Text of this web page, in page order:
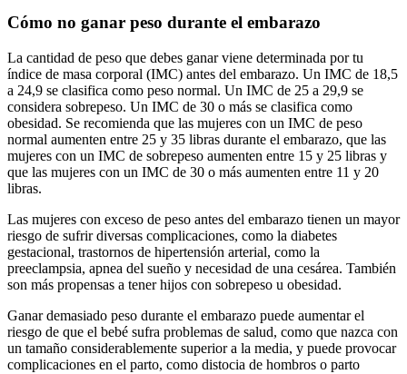
Cómo no ganar peso durante el embarazo
La cantidad de peso que debes ganar viene determinada por tu
índice de masa corporal (IMC) antes del embarazo. Un IMC de 18,5
a 24,9 se clasifica como peso normal. Un IMC de 25 a 29,9 se
considera sobrepeso. Un IMC de 30 o más se clasifica como
obesidad. Se recomienda que las mujeres con un IMC de peso
normal aumenten entre 25 y 35 libras durante el embarazo, que las
mujeres con un IMC de sobrepeso aumenten entre 15 y 25 libras y
que las mujeres con un IMC de 30 o más aumenten entre 11 y 20
libras.
Las mujeres con exceso de peso antes del embarazo tienen un mayor
riesgo de sufrir diversas complicaciones, como la diabetes
gestacional, trastornos de hipertensión arterial, como la
preeclampsia, apnea del sueño y necesidad de una cesárea. También
son más propensas a tener hijos con sobrepeso u obesidad.
Ganar demasiado peso durante el embarazo puede aumentar el
riesgo de que el bebé sufra problemas de salud, como que nazca con
un tamaño considerablemente superior a la media, y puede provocar
complicaciones en el parto, como distocia de hombros o parto